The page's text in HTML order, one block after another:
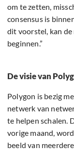
om te zetten,
consensus is
dit voorstel, kan
beginnen.”
De visie van
Polygon is bezig
netwerk van
te helpen schalen.
vorige maand,
beeld van